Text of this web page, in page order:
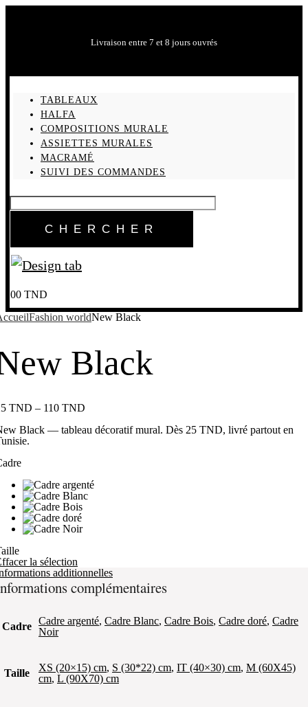
Livraison entre 7 et 8 jours ouvrés
TABLEAUX
HALFA
COMPOSITIONS MURALE
ASSIETTES MURALES
MACRAMÉ
SUIVI DES COMMANDES
00 TND
Fashion worldNew Black
Black
TND – 110 TND
Black — tableau décoratif mural. Dès 25 TND, livré partout en
la sélection
additionnelles
complémentaires
Cadre Cadre argenté, Cadre Blanc, Cadre Bois, Cadre doré, Cadre
Noir
Taille XS (20×15) cm, S (30*22) cm, IT (40×30) cm, M (60X45)
cm, L (90X70) cm